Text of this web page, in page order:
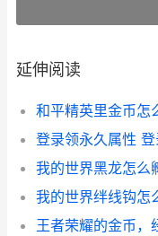
延伸阅读
登录领永久属性
我的世界黑龙怎么
我的世界绊线钩怎
王者荣耀的金币，